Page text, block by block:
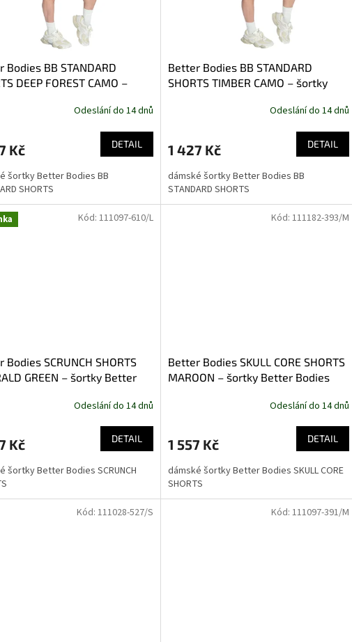
Bodies BB STANDARD
DEEP FOREST CAMO –
Odeslání do 14 dnů
Kč DETAIL
šortky Better Bodies BB
SHORTS
Better Bodies BB STANDARD
SHORTS TIMBER CAMO – šortky
Odeslání do 14 dnů
1 427 Kč DETAIL
dámské šortky Better Bodies BB
STANDARD SHORTS
Bodies SCRUNCH SHORTS
GREEN – šortky Better
Odeslání do 14 dnů
Kč DETAIL
šortky Better Bodies SCRUNCH
Kód: 111097-610/L
Better Bodies SKULL CORE SHORTS
MAROON – šortky Better Bodies
Odeslání do 14 dnů
1 557 Kč DETAIL
dámské šortky Better Bodies SKULL CORE
SHORTS
Kód: 111182-393/M
Kód: 111028-527/S Kód: 111097-391/M